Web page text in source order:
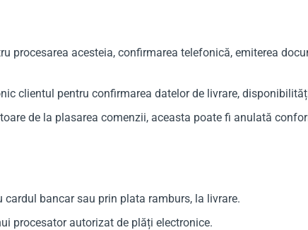
procesarea acesteia, confirmarea telefonică, emiterea
clientul pentru confirmarea datelor de livrare,
de la plasarea comenzii, aceasta poate fi anulată
bancar sau prin plata ramburs, la livrare.
procesator autorizat de plăți electronice.